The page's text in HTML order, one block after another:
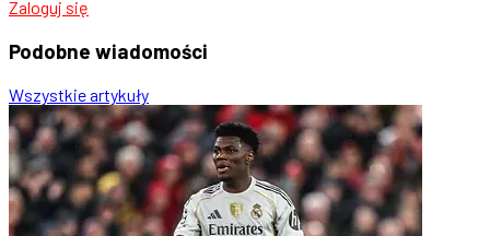
Zaloguj się
Podobne wiadomości
Wszystkie artykuły